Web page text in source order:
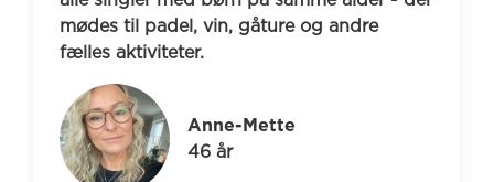
mødes til padel, vin, gåture og andre
fælles aktiviteter.
Anne-Mette
46 år